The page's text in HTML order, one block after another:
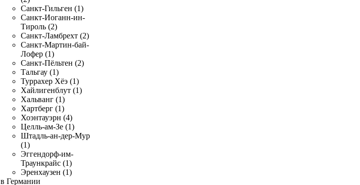
Санкт-Гильген (1)
Санкт-Иоганн-ин-
Тироль (2)
Санкт-Ламбрехт (2)
Санкт-Мартин-бай-
Лофер (1)
Санкт-Пёльтен (2)
Тальгау (1)
Туррахер Хёэ (1)
Хайлигенблут (1)
Хальванг (1)
Хартберг (1)
Хоэнтауэрн (4)
Целль-ам-Зе (1)
Штадль-ан-дер-Мур
(1)
Эггендорф-им-
Траункрайс (1)
Эренхаузен (1)
в Германии